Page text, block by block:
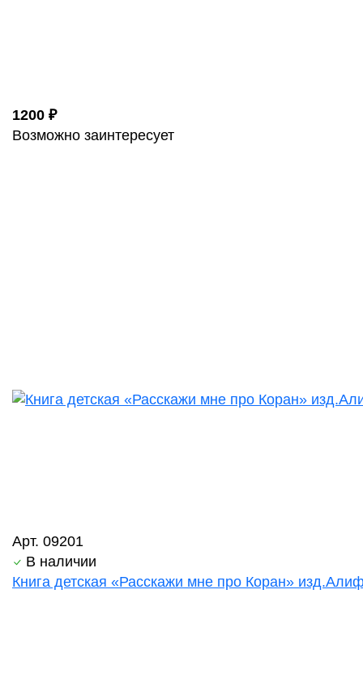
1200 ₽
Возможно заинтересует
Арт. 09201
В наличии
Книга детская «Расскажи мне про Коран»